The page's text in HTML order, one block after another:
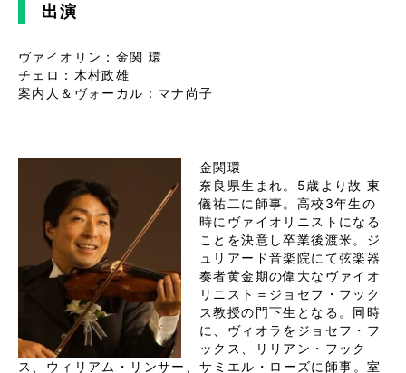
出演
ヴァイオリン：金関 環
チェロ：木村政雄
案内人＆ヴォーカル：マナ尚子
金関環
奈良県生まれ。5歳より故 東
儀祐二に師事。高校3年生の
時にヴァイオリニストになる
ことを決意し卒業後渡米。ジ
ュリアード音楽院にて弦楽器
奏者黄金期の偉大なヴァイオ
リニスト＝ジョセフ・フック
ス教授の門下生となる。同時
に、ヴィオラをジョセフ・フ
ックス、リリアン・フック
ス、ウィリアム・リンサー、サミエル・ローズに師事。室